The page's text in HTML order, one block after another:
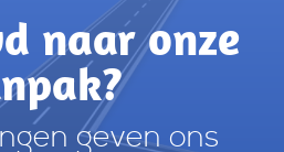
naar onze
geven ons